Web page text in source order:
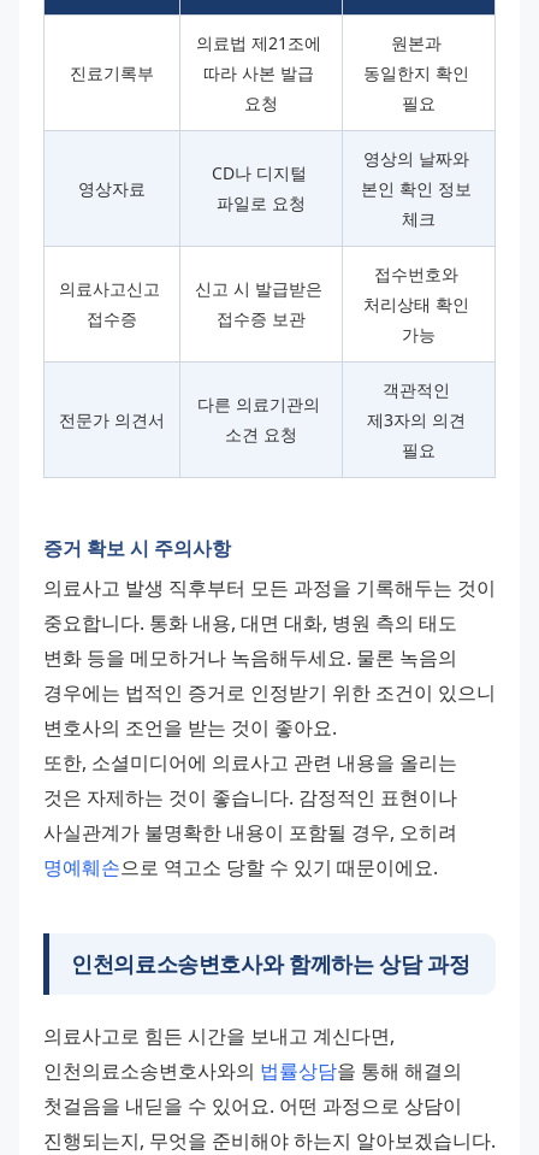
진료기록부
의료법 제21조에
따라 사본 발급
요청
원본과
동일한지 확인
필요
영상자료
CD나 디지털
파일로 요청
영상의 날짜와
본인 확인 정보
체크
의료사고신고
접수증
신고 시 발급받은
접수증 보관
접수번호와
처리상태 확인
가능
전문가 의견서
다른 의료기관의
소견 요청
객관적인
제3자의 의견
필요
증거 확보 시 주의사항
의료사고 발생 직후부터 모든 과정을 기록해두는 것이
중요합니다. 통화 내용, 대면 대화, 병원 측의 태도
변화 등을 메모하거나 녹음해두세요. 물론 녹음의
경우에는 법적인 증거로 인정받기 위한 조건이 있으니
변호사의 조언을 받는 것이 좋아요.
또한, 소셜미디어에 의료사고 관련 내용을 올리는
것은 자제하는 것이 좋습니다. 감정적인 표현이나
명예훼손으로 역고소 당할 수 있기 때문이에요.
인천의료소송변호사와 함께하는 상담 과정
의료사고로 힘든 시간을 보내고 계신다면,
인천의료소송변호사와의 법률상담을 통해 해결의
첫걸음을 내딛을 수 있어요. 어떤 과정으로 상담이
진행되는지, 무엇을 준비해야 하는지 알아보겠습니다.